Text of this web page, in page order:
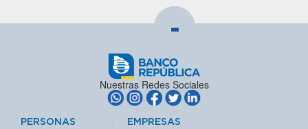
-
Nuestras Redes Sociales
PERSONAS EMPRESAS